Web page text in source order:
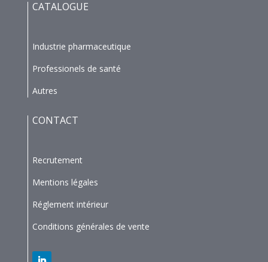
CATALOGUE
Industrie pharmaceutique
Professionels de santé
Autres
CONTACT
Recrutement
Mentions légales
Réglement intérieur
Conditions générales de vente